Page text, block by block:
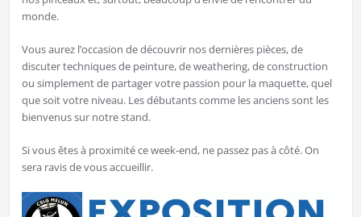
monde.
Vous aurez l’occasion de découvrir nos dernières pièces, de
discuter techniques de peinture, de weathering, de construction
ou simplement de partager votre passion pour la maquette, quel
que soit votre niveau. Les débutants comme les anciens sont les
bienvenus sur notre stand.
Si vous êtes à proximité ce week-end, ne passez pas à côté. On
sera ravis de vous accueillir.